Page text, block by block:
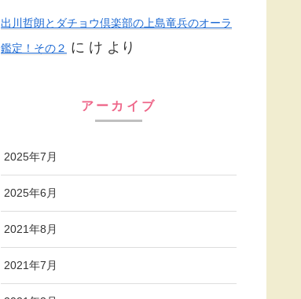
出川哲朗とダチョウ倶楽部の上島竜兵のオーラ
鑑定！その２ に け より
アーカイブ
2025年7月
2025年6月
2021年8月
2021年7月